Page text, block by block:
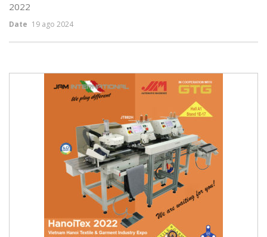
2022
Date 19 ago 2024